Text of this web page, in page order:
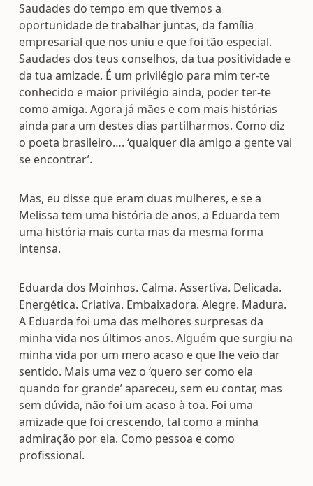
Saudades do tempo em que tivemos a
oportunidade de trabalhar juntas, da família
empresarial que nos uniu e que foi tão especial.
Saudades dos teus conselhos, da tua positividade e
da tua amizade. É um privilégio para mim ter-te
conhecido e maior privilégio ainda, poder ter-te
como amiga. Agora já mães e com mais histórias
ainda para um destes dias partilharmos. Como diz
o poeta brasileiro…. ‘qualquer dia amigo a gente vai
se encontrar’.
Mas, eu disse que eram duas mulheres, e se a
Melissa tem uma história de anos, a Eduarda tem
uma história mais curta mas da mesma forma
intensa.
Eduarda dos Moinhos. Calma. Assertiva. Delicada.
Energética. Criativa. Embaixadora. Alegre. Madura.
A Eduarda foi uma das melhores surpresas da
minha vida nos últimos anos. Alguém que surgiu na
minha vida por um mero acaso e que lhe veio dar
sentido. Mais uma vez o ‘quero ser como ela
quando for grande’ apareceu, sem eu contar, mas
sem dúvida, não foi um acaso à toa. Foi uma
amizade que foi crescendo, tal como a minha
admiração por ela. Como pessoa e como
profissional.